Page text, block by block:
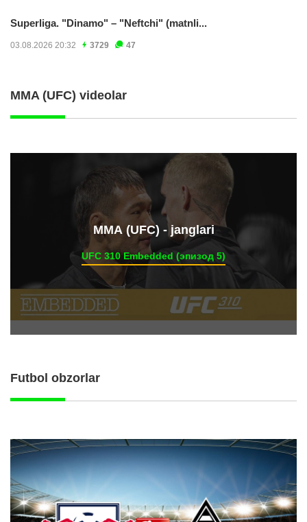
Superliga. "Dinamo" – "Neftchi" (matnli...
03.08.2026 20:32 3729 47
MMA (UFC) videolar
ММА (UFC) - janglari
UFC 310 Embedded (эпизод 5)
Futbol obzorlar